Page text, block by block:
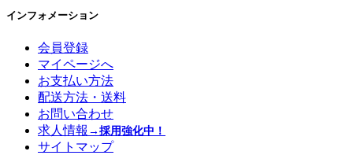
インフォメーション
会員登録
マイページへ
お支払い方法
配送方法・送料
お問い合わせ
求人情報 →採用強化中！
サイトマップ